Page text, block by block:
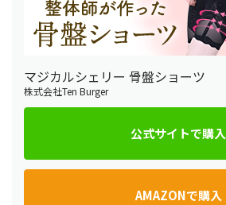
マジカルシェリー 骨盤ショーツ
株式会社Ten Burger
公式サイトで購入
AMAZONで購入